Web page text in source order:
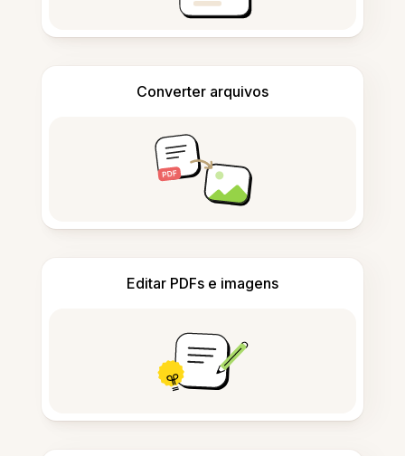
Converter arquivos
Editar PDFs e imagens